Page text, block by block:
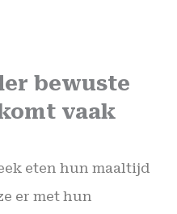
bewuste
vaak
eten hun maaltijd
er met hun